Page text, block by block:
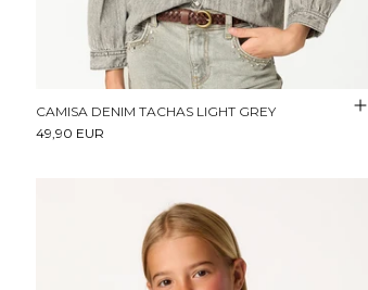
CAMISA DENIM TACHAS LIGHT GREY
49,90 EUR